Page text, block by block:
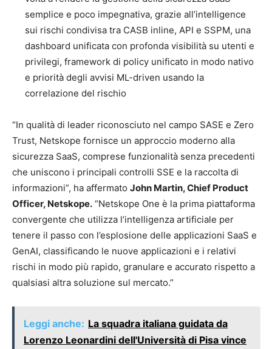
semplice e poco impegnativa, grazie all’intelligence
sui rischi condivisa tra CASB inline, API e SSPM, una
dashboard unificata con profonda visibilità su utenti e
privilegi, framework di policy unificato in modo nativo
e priorità degli avvisi ML-driven usando la
correlazione del rischio
“In qualità di leader riconosciuto nel campo SASE e Zero
Trust, Netskope fornisce un approccio moderno alla
sicurezza SaaS, comprese funzionalità senza precedenti
che uniscono i principali controlli SSE e la raccolta di
informazioni”, ha affermato John Martin, Chief Product
Officer, Netskope. “Netskope One è la prima piattaforma
convergente che utilizza l’intelligenza artificiale per
tenere il passo con l’esplosione delle applicazioni SaaS e
GenAI, classificando le nuove applicazioni e i relativi
rischi in modo più rapido, granulare e accurato rispetto a
qualsiasi altra soluzione sul mercato.”
Leggi anche: La squadra italiana guidata da
Lorenzo Leonardini dell'Università di Pisa vince